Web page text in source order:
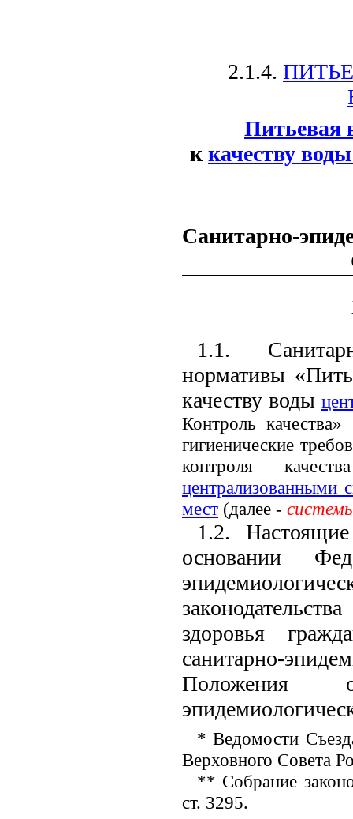
2.1.4.
Питьевая
к качеству
Санитарно-
1.1.
нормативы
качеству воды
Контроль
гигиенические
контроля
централизованными
мест (далее -
1.2.
основании
здоровья
санитарно-
Положения о
* Ведомости
Верховного Совета
** Собрание
ст. 3295.